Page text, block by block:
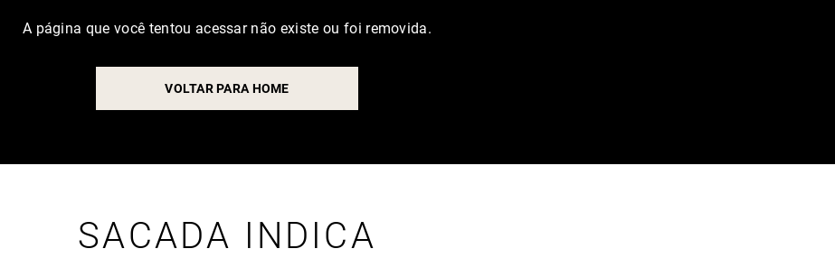
A página que você tentou acessar não existe ou foi removida.
VOLTAR PARA HOME
SACADA INDICA